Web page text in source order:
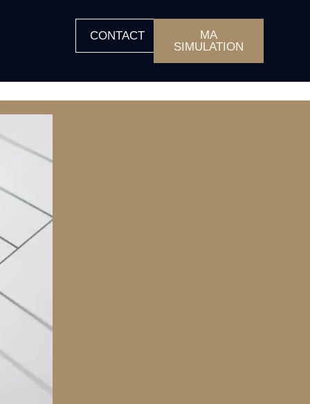
CONTACT
MA
SIMULATION